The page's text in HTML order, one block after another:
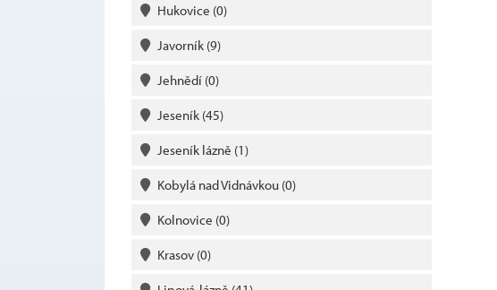
Hukovice (0)
Javorník (9)
Jehnědí (0)
Jeseník (45)
Jeseník lázně (1)
Kobylá nad Vidnávkou (0)
Kolnovice (0)
Krasov (0)